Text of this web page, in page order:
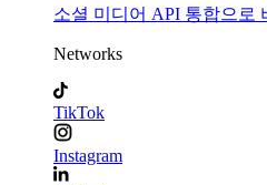
소셜 미디어 API 통합으로
Networks
TikTok
Instagram